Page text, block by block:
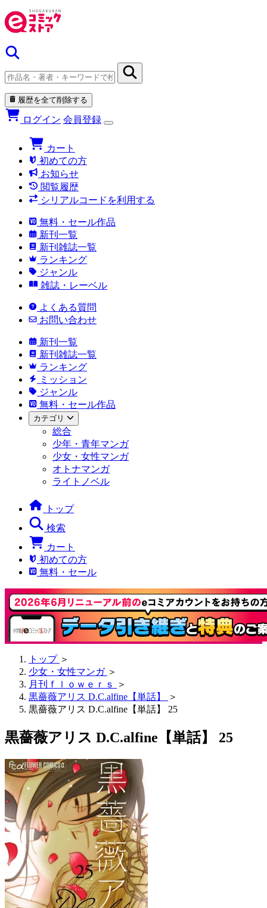
履歴を全て削除する
ログイン 会員登録
カート
初めての方
お知らせ
閲覧履歴
シリアルコードを利用する
無料・セール作品
新刊一覧
新刊雑誌一覧
ランキング
ジャンル
雑誌・レーベル
よくある質問
お問い合わせ
新刊一覧
新刊雑誌一覧
ランキング
ミッション
ジャンル
無料・セール作品
カテゴリ
総合
少年・青年マンガ
少女・女性マンガ
オトナマンガ
ライトノベル
トップ
検索
カート
初めての方
無料・セール
トップ ＞
少女・女性マンガ ＞
月刊ｆｌｏｗｅｒｓ
＞
黒薔薇アリス D.C.alfine【単話】
＞
黒薔薇アリス D.C.alfine【単話】 25
黒薔薇アリス D.C.alfine【単話】 25